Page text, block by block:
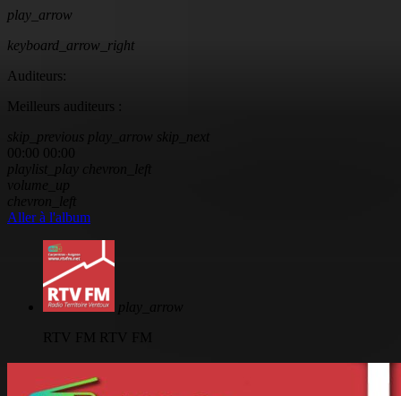
play_arrow
keyboard_arrow_right
Auditeurs:
Meilleurs auditeurs :
skip_previous play_arrow skip_next
00:00 00:00
Aller à l'album